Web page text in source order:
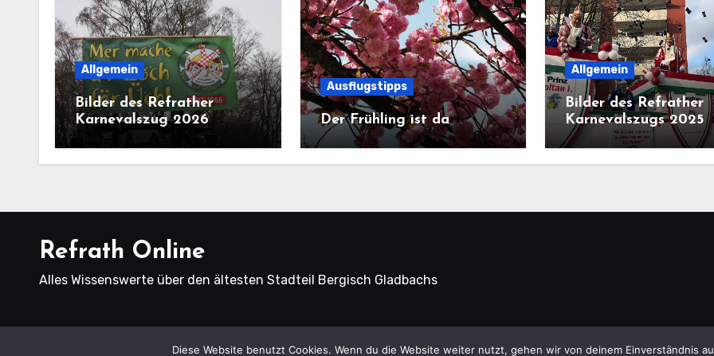
Allgemein
Bilder des Refrather
Karnevalszug 2026
Ausflugstipps
Der Frühling ist da
Allgemein
Bilder des Refrather
Karnevalszugs 2025
Refrath Online
Alles Wissenswerte über den ältesten Stadteil Bergisch Gladbachs
Copyright Refrath Online © Alle Rechte vorbehalten. | Blogusvon
Diese Website benutzt Cookies. Wenn du die Website weiter nutzt, gehen wir von deinem Einverständnis